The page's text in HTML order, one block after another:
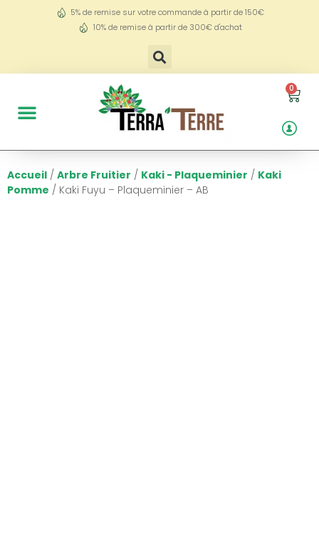
5% de remise sur votre commande à partir de 150€
10% de remise à partir de 300€ d'achat
0
Accueil / Arbre Fruitier / Kaki - Plaqueminier / Kaki
Pomme / Kaki Fuyu – Plaqueminier – AB